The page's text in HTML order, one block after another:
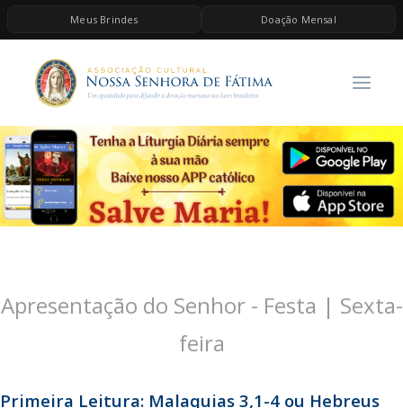
Meus Brindes Doação Mensal
HOME
A ASSOCIAÇÃO
CONTEÚDOS DE MARIA
ESPIRITUALIDADE
AS MELHORES MÚSICAS CATÓLICAS
BRINDES
Apresentação do Senhor - Festa | Sexta-
feira
Primeira Leitura: Malaquias 3,1-4 ou Hebreus